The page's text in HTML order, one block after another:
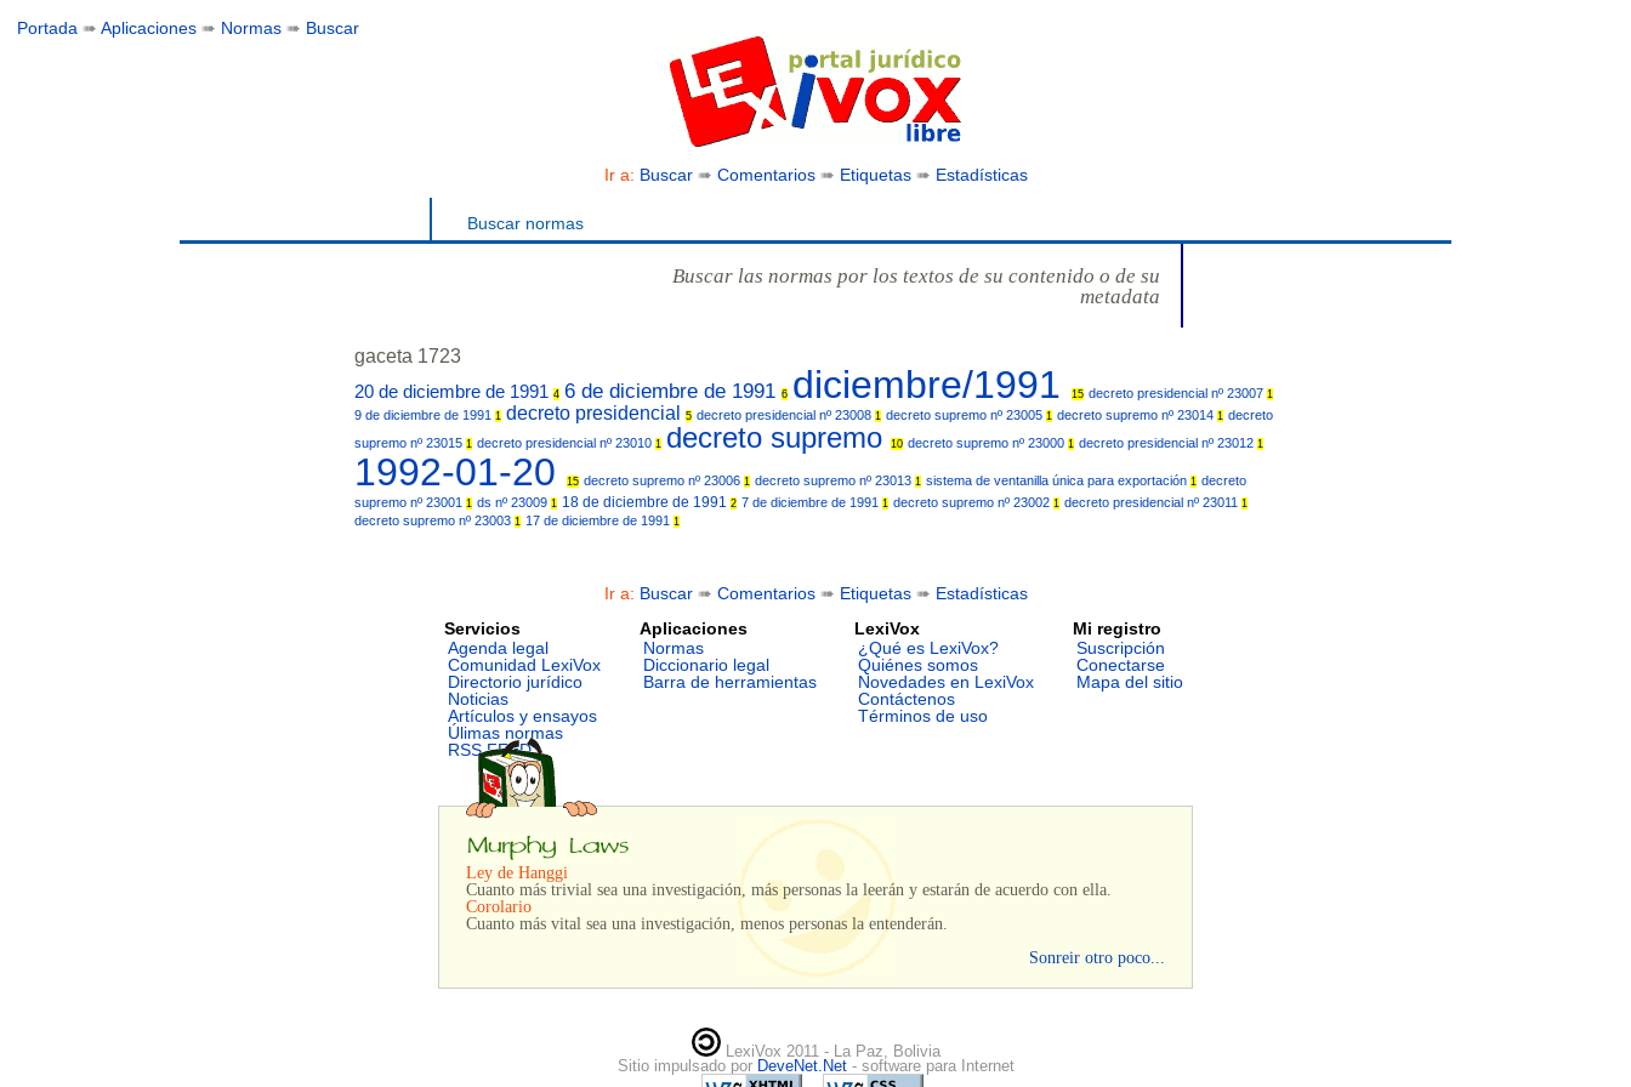
Portada ➠Aplicaciones ➠ Normas ➠ Buscar
Ir a: Buscar➠ Comentarios➠ Etiquetas➠ Estadísticas
Buscar normas
Buscar las normas por los textos de su contenido o de su
metadata
gaceta 1723
20 de diciembre de 1991 4 6 de diciembre de 1991 6 diciembre/1991 15 decreto presidencial nº 23007 1
9 de diciembre de 1991 1 decreto presidencial 5 decreto presidencial nº 23008 1 decreto supremo nº 23005 1 decreto supremo nº 23014 1 decreto
supremo nº 23015 1 decreto presidencial nº 23010 1 decreto supremo 10 decreto supremo nº 23000 1 decreto presidencial nº 23012 1
1992-01-20 15 decreto supremo nº 23006 1 decreto supremo nº 23013 1 sistema de ventanilla única para exportación 1 decreto
supremo nº 23001 1 ds nº 23009 1 18 de diciembre de 1991 2 7 de diciembre de 1991 1 decreto supremo nº 23002 1 decreto presidencial nº 23011 1
decreto supremo nº 23003 1 17 de diciembre de 1991 1
Ir a: Buscar➠ Comentarios➠ Etiquetas➠ Estadísticas
Servicios
Agenda legal
Comunidad LexiVox
Directorio jurídico
Noticias
Artículos y ensayos
Úlimas normas
RSS FEED
Aplicaciones
Normas
Diccionario legal
Barra de herramientas
LexiVox
¿Qué es LexiVox?
Quiénes somos
Novedades en LexiVox
Contáctenos
Términos de uso
Mi registro
Suscripción
Conectarse
Mapa del sitio
Ley de Hanggi
Cuanto más trivial sea una investigación, más personas la leerán y estarán de acuerdo con ella.
Corolario
Cuanto más vital sea una investigación, menos personas la entenderán.
Sonreir otro poco...
LexiVox 2011 - La Paz, Bolivia
Sitio impulsado por DeveNet.Net - software para Internet